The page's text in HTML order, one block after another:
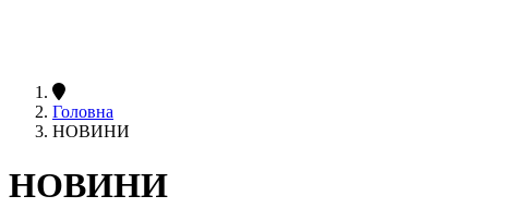
Головна
НОВИНИ
НОВИНИ